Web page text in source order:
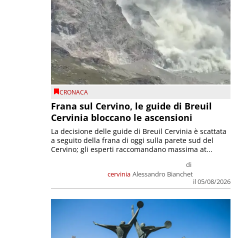
CRONACA
Frana sul Cervino, le guide di Breuil
Cervinia bloccano le ascensioni
cervinia
di
Alessandro Bianchet
il 05/08/2026
La decisione delle guide di Breuil Cervinia è scattata
a seguito della frana di oggi sulla parete sud del
Cervino; gli esperti raccomandano massima at...